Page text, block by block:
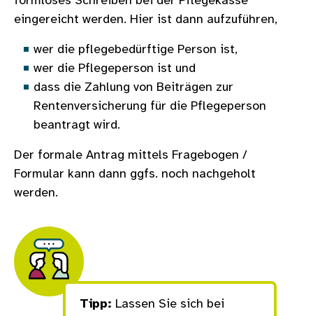
eingereicht werden. Hier ist dann aufzuführen,
wer die pflegebedürftige Person ist,
wer die Pflegeperson ist und
dass die Zahlung von Beiträgen zur
Rentenversicherung für die Pflegeperson
beantragt wird.
Der formale Antrag mittels Fragebogen /
Formular kann dann ggfs. noch nachgeholt
werden.
Tipp: Lassen Sie sich bei